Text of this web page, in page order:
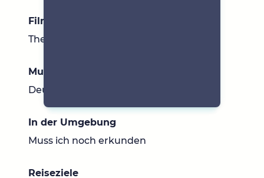
Filme & Serien
The Rookie, Wednesday, Sex Education
Musik
Deutsche Musik, Rock, Pop
In der Umgebung
Muss ich noch erkunden
Reiseziele